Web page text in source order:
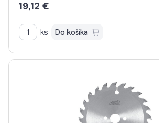
19,12 €
ks Do košíka